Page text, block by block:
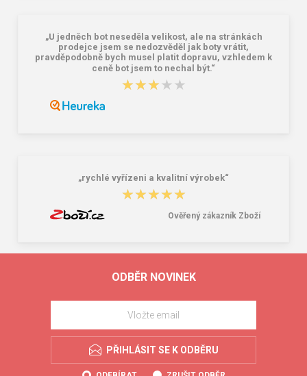
„U jedněch bot neseděla velikost, ale na stránkách
prodejce jsem se nedozvěděl jak boty vrátit,
pravděpodobně bych musel platit dopravu, vzhledem k
ceně bot jsem to nechal být.“
★★★★★
★★★★★
„rychlé vyřízeni a kvalitní výrobek“
★★★★★
★★★★★
Ověřený zákazník Zboží
ODBĚR NOVINEK
PŘIHLÁSIT SE K ODBĚRU